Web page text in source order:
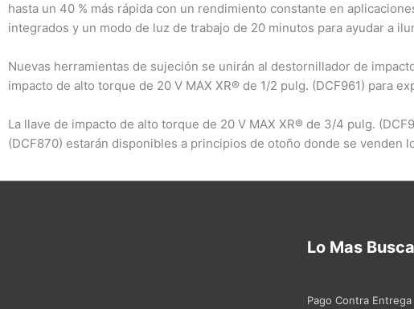
hasta un 40 % más rápida con un rendimiento constante en
integrados y un modo de luz de trabajo de 20 minutos para ayudar a
Nuevas herramientas de sujeción se unirán al destornillador de
impacto de alto torque de 20 V MAX XR® de 1/2 pulg. (DCF961) para
La llave de impacto de alto torque de 20 V MAX XR® de 3/4 pulg.
(DCF870) estarán disponibles a principios de otoño donde se venden
Lo Mas
Pago Contra Entrega